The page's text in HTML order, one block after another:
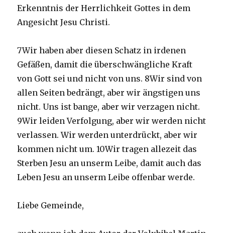
Erkenntnis der Herrlichkeit Gottes in dem
Angesicht Jesu Christi.
7Wir haben aber diesen Schatz in irdenen
Gefäßen, damit die überschwängliche Kraft
von Gott sei und nicht von uns. 8Wir sind von
allen Seiten bedrängt, aber wir ängstigen uns
nicht. Uns ist bange, aber wir verzagen nicht.
9Wir leiden Verfolgung, aber wir werden nicht
verlassen. Wir werden unterdrückt, aber wir
kommen nicht um. 10Wir tragen allezeit das
Sterben Jesu an unserm Leibe, damit auch das
Leben Jesu an unserm Leibe offenbar werde.
Liebe Gemeinde,